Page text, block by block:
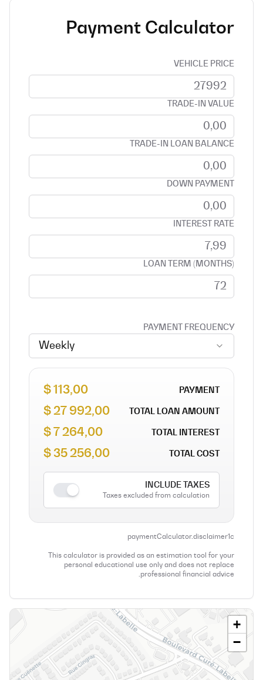
Payment Calculator
VEHICLE PRICE
TRADE-IN VALUE
TRADE-IN LOAN BALANCE
DOWN PAYMENT
INTEREST RATE
LOAN TERM (MONTHS)
PAYMENT FREQUENCY
Weekly
PAYMENT
113,00 $
TOTAL LOAN AMOUNT
27 992,00 $
TOTAL INTEREST
7 264,00 $
TOTAL COST
35 256,00 $
INCLUDE TAXES
Taxes excluded from calculation
paymentCalculator.disclaimer1c
This calculator is provided as an estimation tool for your
personal educational use only and does not replace
professional financial advice.
+
−